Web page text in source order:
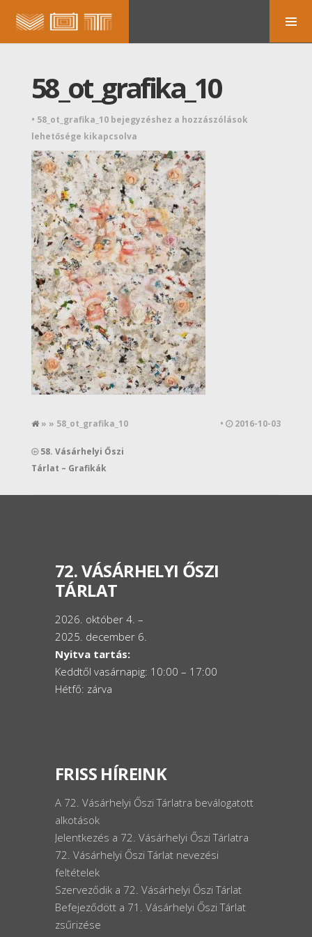
58_ot_grafika_10
• 58_ot_grafika_10 bejegyzéshez a hozzászólások
lehetősége kikapcsolva
» » 58_ot_grafika_10 • 2016-10-03
58. Vásárhelyi Őszi
Tárlat – Grafikák
72. VÁSÁRHELYI ŐSZI
TÁRLAT
2026. október 4. –
2025. december 6.
Nyitva tartás:
Keddtől vasárnapig: 10:00 – 17:00
Hétfő: zárva
FRISS HÍREINK
A 72. Vásárhelyi Őszi Tárlatra beválogatott
alkotások
Jelentkezés a 72. Vásárhelyi Őszi Tárlatra
72. Vásárhelyi Őszi Tárlat nevezési
feltételek
Szerveződik a 72. Vásárhelyi Őszi Tárlat
Befejeződött a 71. Vásárhelyi Őszi Tárlat
zsűrizése